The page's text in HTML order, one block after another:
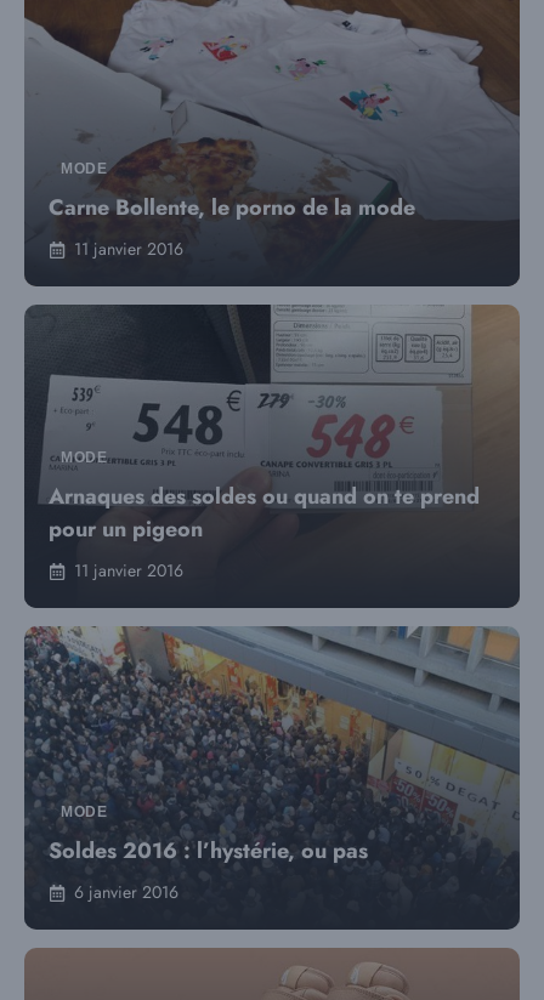
MODE
Carne Bollente, le porno de la mode
11 janvier 2016
MODE
Arnaques des soldes ou quand on te prend
pour un pigeon
11 janvier 2016
MODE
Soldes 2016 : l’hystérie, ou pas
6 janvier 2016